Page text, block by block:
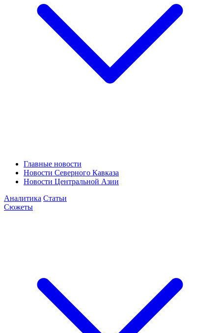
Главные новости
Новости Северного Кавказа
Новости Центральной Азии
Аналитика Статьи
Сюжеты